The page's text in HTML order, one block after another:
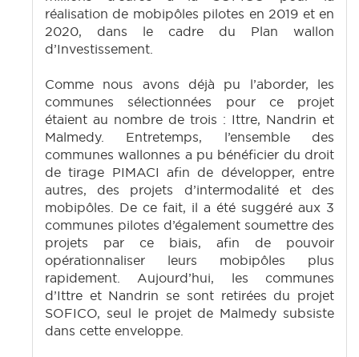
réalisation de mobipôles pilotes en 2019 et en
2020, dans le cadre du Plan wallon
d’Investissement.
Comme nous avons déjà pu l’aborder, les
communes sélectionnées pour ce projet
étaient au nombre de trois : Ittre, Nandrin et
Malmedy. Entretemps, l’ensemble des
communes wallonnes a pu bénéficier du droit
de tirage PIMACI afin de développer, entre
autres, des projets d’intermodalité et des
mobipôles. De ce fait, il a été suggéré aux 3
communes pilotes d’également soumettre des
projets par ce biais, afin de pouvoir
opérationnaliser leurs mobipôles plus
rapidement. Aujourd’hui, les communes
d’Ittre et Nandrin se sont retirées du projet
SOFICO, seul le projet de Malmedy subsiste
dans cette enveloppe.